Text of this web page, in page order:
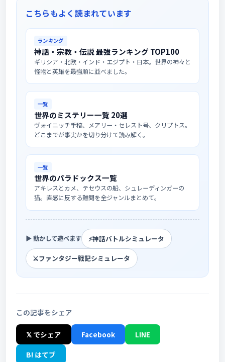
こちらもよく読まれています
ランキング
神話・宗教・伝説 最強ランキング TOP100
ギリシア・北欧・インド・エジプト・日本。世界の神々と
怪物と英雄を最強順に並べました。
一覧
世界のミステリー一覧 20選
ヴォイニッチ手稿、メアリー・セレスト号、クリプトス。
どこまでが事実かを切り分けて読み解く。
一覧
世界のパラドックス一覧
アキレスとカメ、テセウスの船、シュレーディンガーの
猫。直感に反する難問を全ジャンルまとめて。
▶ 動かして遊べます ⚡神話バトルシミュレータ
⚔️ファンタジー戦記シミュレータ
この記事をシェア
𝕏 でシェア Facebook
LINE
B! はてブ